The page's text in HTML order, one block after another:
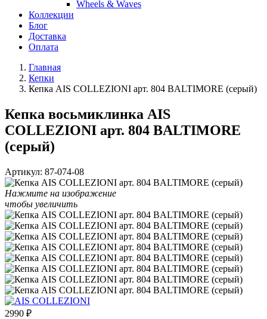
Wheels & Waves
Коллекции
Блог
Доставка
Оплата
Главная
Кепки
Кепка AIS COLLEZIONI арт. 804 BALTIMORE (серый)
Кепка восьмиклинка AIS
COLLEZIONI арт. 804 BALTIMORE
(серый)
Артикул: 87-074-08
Нажмите на изображение
чтобы увеличить
2990 ₽